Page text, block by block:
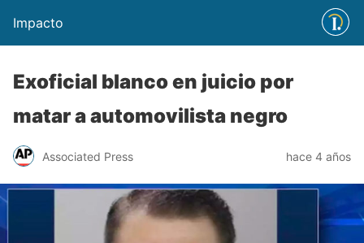
Impacto
Exoficial blanco en juicio por
matar a automovilista negro
Associated Press hace 4 años